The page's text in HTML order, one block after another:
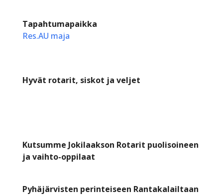
Tapahtumapaikka
Res.AU maja
Hyvät rotarit, siskot ja veljet
Kutsumme Jokilaakson Rotarit puolisoineen
ja vaihto-oppilaat
Pyhäjärvisten perinteiseen Rantakalailtaan